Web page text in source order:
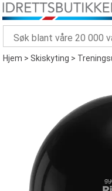
Hjem>Skiskyting>